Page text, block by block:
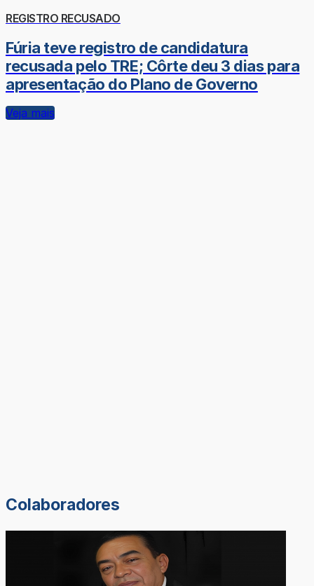
REGISTRO RECUSADO
Fúria teve registro de candidatura
recusada pelo TRE; Côrte deu 3 dias para
apresentação do Plano de Governo
Veja mais
Colaboradores